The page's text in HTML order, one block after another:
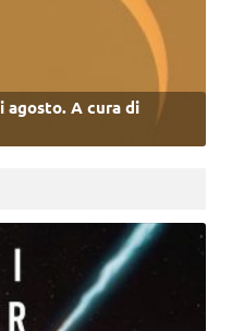
agosto. A cura di